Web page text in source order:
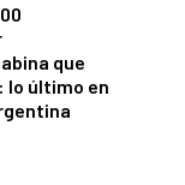
que
lo último en